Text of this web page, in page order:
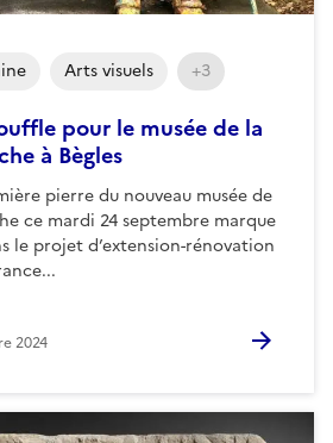
pour le musée de la
à Bègles
pierre du nouveau musée de
ce mardi 24 septembre marque
le projet d’extension-rénovation
Arts visuels +3
2024